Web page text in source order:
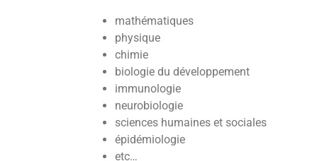
mathématiques
physique
chimie
biologie du développement
immunologie
neurobiologie
sciences humaines et sociales
épidémiologie
etc…